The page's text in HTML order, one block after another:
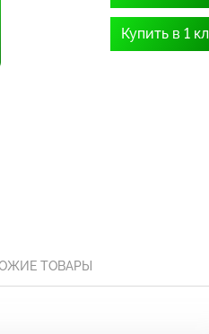
Купить в 1
ТОВАРЫ